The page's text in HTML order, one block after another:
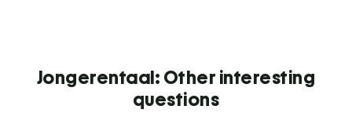
Jongerentaal: Other interesting
questions